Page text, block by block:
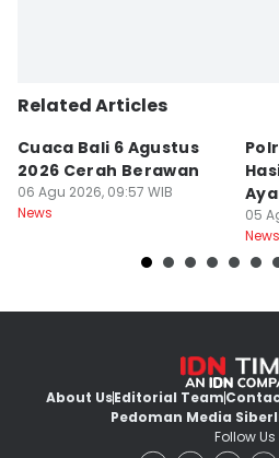
Related Articles
Cuaca Bali 6 Agustus
2026 Cerah Berawan
06 Agu 2026, 09:57 WIB
News
05
News
About UsEditorial Team
Pedoman Media Siber
Follow Us